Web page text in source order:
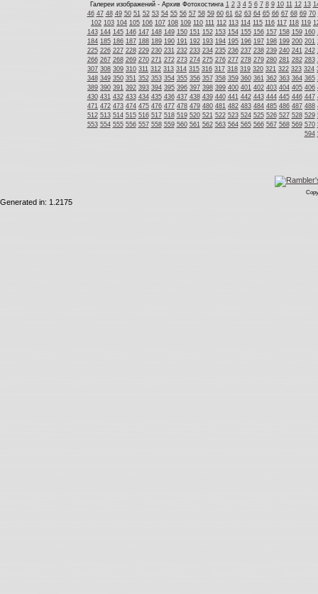
Галереи изображений - Архив Фотохостинга 1 2 3 4 5 6 7 8 9 10 11 12 13
46 47 48 49 50 51 52 53 54 55 56 57 58 59 60 61 62 63 64 65 66 67 68 69 70
102 103 104 105 106 107 108 109 110 111 112 113 114 115 116 117 118 119
143 144 145 146 147 148 149 150 151 152 153 154 155 156 157 158 159 160
184 185 186 187 188 189 190 191 192 193 194 195 196 197 198 199 200 201
225 226 227 228 229 230 231 232 233 234 235 236 237 238 239 240 241 242
266 267 268 269 270 271 272 273 274 275 276 277 278 279 280 281 282 283
307 308 309 310 311 312 313 314 315 316 317 318 319 320 321 322 323 324
348 349 350 351 352 353 354 355 356 357 358 359 360 361 362 363 364 365
389 390 391 392 393 394 395 396 397 398 399 400 401 402 403 404 405 406
430 431 432 433 434 435 436 437 438 439 440 441 442 443 444 445 446 447
471 472 473 474 475 476 477 478 479 480 481 482 483 484 485 486 487 488
512 513 514 515 516 517 518 519 520 521 522 523 524 525 526 527 528 529
553 554 555 556 557 558 559 560 561 562 563 564 565 566 567 568 569 570
594
Generated in: 1.2175